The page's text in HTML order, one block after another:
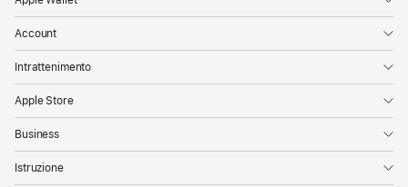
Account
Intrattenimento
Apple Store
Business
Istruzione